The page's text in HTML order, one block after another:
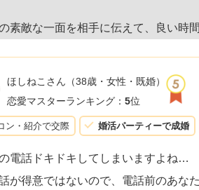
素敵な一面を相手に伝えて、良い時
ほしねこさん （38歳・女性・既婚）
恋愛マスターランキング： 5位
ン・紹介で交際 婚活パーティーで成婚
電話ドキドキしてしまいますよね…
が得意ではないので、電話前のあな